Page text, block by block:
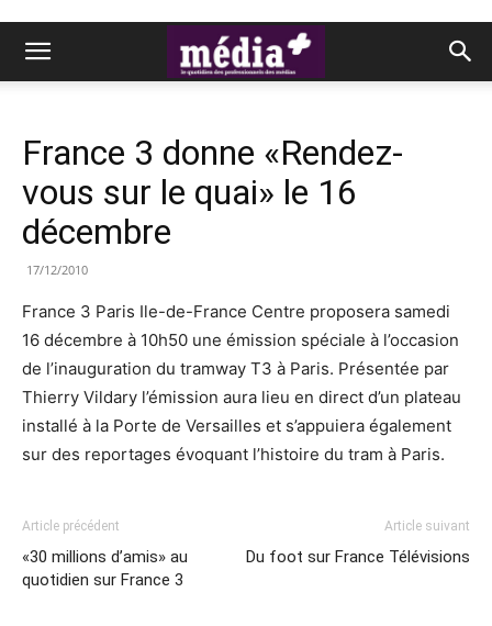
France 3 donne «Rendez-
vous sur le quai» le 16
décembre
17/12/2010
France 3 Paris Ile-de-France Centre proposera samedi
16 décembre à 10h50 une émission spéciale à l’occasion
de l’inauguration du tramway T3 à Paris. Présentée par
Thierry Vildary l’émission aura lieu en direct d’un plateau
installé à la Porte de Versailles et s’appuiera également
sur des reportages évoquant l’histoire du tram à Paris.
Article précédent
«30 millions d’amis» au
quotidien sur France 3
Article suivant
Du foot sur France Télévisions